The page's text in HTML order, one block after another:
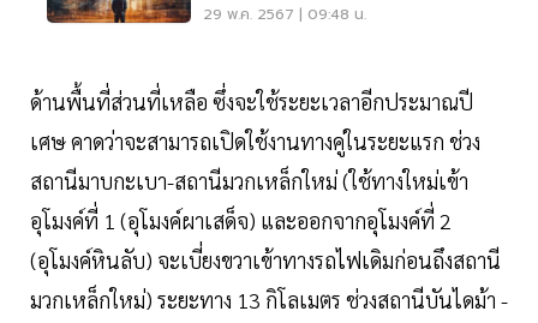
29 พ.ค. 2567 | 09:48 น.
ด้านพื้นที่ส่วนที่เหลือ ซึ่งจะใช้ระยะเวลาอีกประมาณปี
เศษ คาดว่าจะสามารถเปิดใช้งานทางคู่ในระยะแรก ช่วง
สถานีมาบกะเบา-สถานีมวกเหล็กใหม่ (ใช้ทางใหม่เข้า
อุโมงค์ที่ 1 (อุโมงค์ผาเสด็จ) และออกจากอุโมงค์ที่ 2
(อุโมงค์หินลับ) จะเบี่ยงขวาเข้าทางรถไฟเดิมก่อนถึงสถานี
มวกเหล็กใหม่) ระยะทาง 13 กิโลเมตร ช่วงสถานีบันไดม้า -